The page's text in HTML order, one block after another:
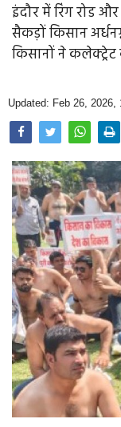
Farm & Food
Opinion
Photo Gallery
Home
इंदौर में रिंग रोड
सैकड़ों किसान
किसानों ने
Updated: Feb 26, 2026,